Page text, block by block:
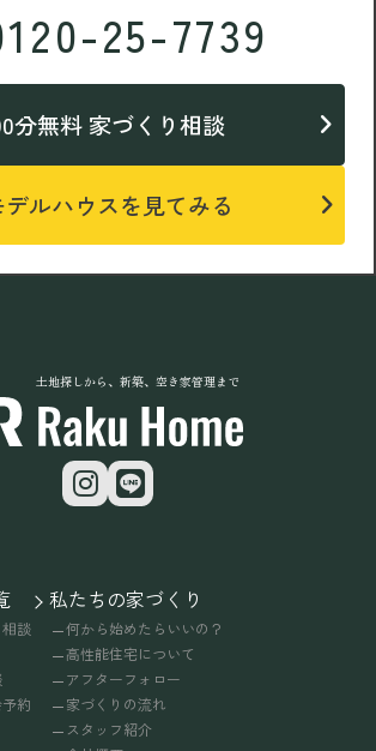
25-7739
分無料 家づくり相談
デルハウスを見てみる
土地探しから、新築、空き家管理まで
談
約
私たちの家づくり
何から始めたらいいの？
高性能住宅について
アフターフォロー
家づくりの流れ
スタッフ紹介